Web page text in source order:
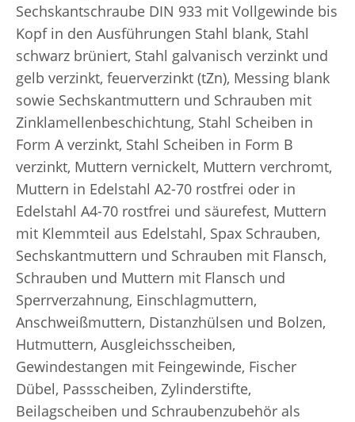
Sechskantschraube DIN 933 mit Vollgewinde bis
Kopf in den Ausführungen Stahl blank, Stahl
schwarz brüniert, Stahl galvanisch verzinkt und
gelb verzinkt, feuerverzinkt (tZn), Messing blank
sowie Sechskantmuttern und Schrauben mit
Zinklamellenbeschichtung, Stahl Scheiben in
Form A verzinkt, Stahl Scheiben in Form B
verzinkt, Muttern vernickelt, Muttern verchromt,
Muttern in Edelstahl A2-70 rostfrei oder in
Edelstahl A4-70 rostfrei und säurefest, Muttern
mit Klemmteil aus Edelstahl, Spax Schrauben,
Sechskantmuttern und Schrauben mit Flansch,
Schrauben und Muttern mit Flansch und
Sperrverzahnung, Einschlagmuttern,
Anschweißmuttern, Distanzhülsen und Bolzen,
Hutmuttern, Ausgleichsscheiben,
Gewindestangen mit Feingewinde, Fischer
Dübel, Passscheiben, Zylinderstifte,
Beilagscheiben und Schraubenzubehör als